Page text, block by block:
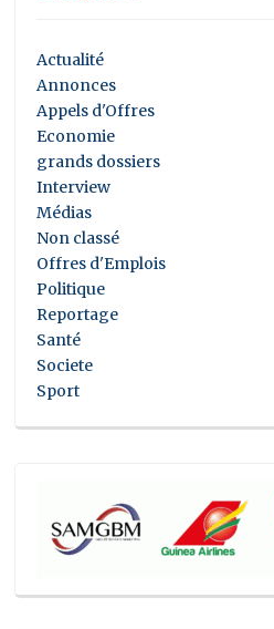
Actualité
Annonces
Appels d'Offres
Economie
grands dossiers
Interview
Médias
Non classé
Offres d'Emplois
Politique
Reportage
Santé
Societe
Sport